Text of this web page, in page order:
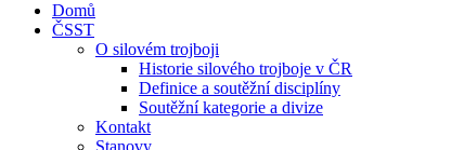
Domů
ČSST
O silovém trojboji
Historie silového trojboje v ČR
Definice a soutěžní disciplíny
Soutěžní kategorie a divize
Kontakt
Stanovy